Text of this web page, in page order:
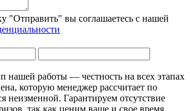
"Отправить" вы соглашаетесь с нашей
нашей работы — честность на всех этапах
которую менеджер рассчитает по
неизменной. Гарантируем отсутствие